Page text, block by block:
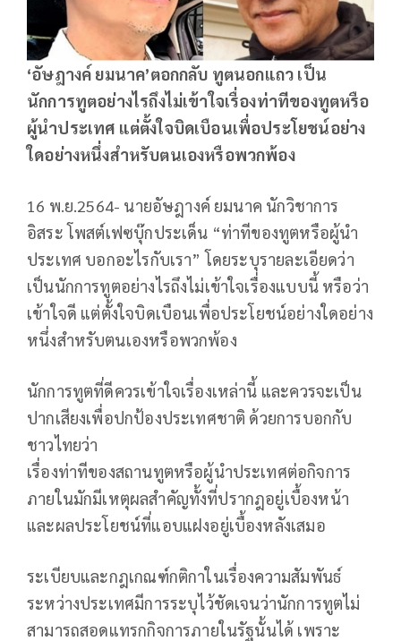
‘อัษฎางค์ ยมนาค’ตอกกลับ ทูตนอกแถว เป็น
นักการทูตอย่างไรถึงไม่เข้าใจเรื่องท่าทีของทูตหรือ
ผู้นำประเทศ แต่ตั้งใจบิดเบือนเพื่อประโยชน์อย่าง
ใดอย่างหนึ่งสำหรับตนเองหรือพวกพ้อง
16 พ.ย.2564- นายอัษฎางค์ ยมนาค นักวิชาการ
อิสระ โพสต์เฟซบุ๊กประเด็น “ท่าทีของทูตหรือผู้นำ
ประเทศ บอกอะไรกับเรา” โดยระบุรายละเอียดว่า
เป็นนักการทูตอย่างไรถึงไม่เข้าใจเรื่องแบบนี้ หรือว่า
เข้าใจดี แต่ตั้งใจบิดเบือนเพื่อประโยชน์อย่างใดอย่าง
หนึ่งสำหรับตนเองหรือพวกพ้อง
นักการทูตที่ดีควรเข้าใจเรื่องเหล่านี้ และควรจะเป็น
ปากเสียงเพื่อปกป้องประเทศชาติ ด้วยการบอกกับ
ชาวไทยว่า
เรื่องท่าทีของสถานทูตหรือผู้นำประเทศต่อกิจการ
ภายในมักมีเหตุผลสำคัญทั้งที่ปรากฎอยู่เบื้องหน้า
และผลประโยชน์ที่แอบแฝงอยู่เบื้องหลังเสมอ
ระเบียบและกฎเกณฑ์กติกาในเรื่องความสัมพันธ์
ระหว่างประเทศมีการระบุไว้ชัดเจนว่านักการทูตไม่
สามารถสอดแทรกกิจการภายในรัฐนั้นได้ เพราะ